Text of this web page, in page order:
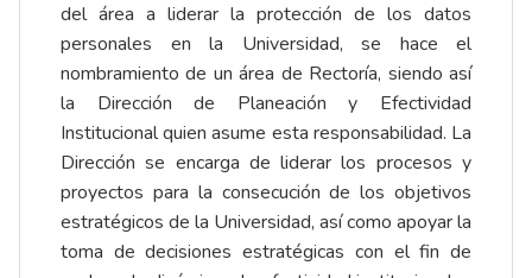
del área a liderar la protección de los datos
personales en la Universidad, se hace el
nombramiento de un área de Rectoría, siendo así
la Dirección de Planeación y Efectividad
Institucional quien asume esta responsabilidad. La
Dirección se encarga de liderar los procesos y
proyectos para la consecución de los objetivos
estratégicos de la Universidad, así como apoyar la
toma de decisiones estratégicas con el fin de